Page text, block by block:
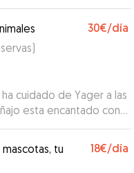
30€/día
)
cuidado de Yager a las
esta encantado con
la recibe
empieza su “guarderia”.
lo necesite”
tu
18€/día